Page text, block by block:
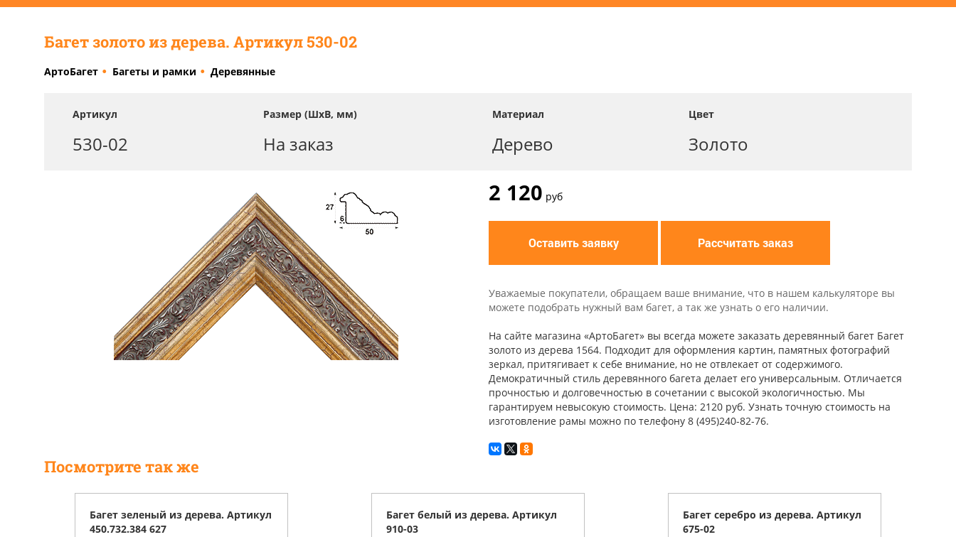
Багет золото из дерева. Артикул 530-02
АртоБагет Багеты и рамки Деревянные
Артикул
530-02
Размер (ШхВ, мм)
На заказ
Материал
Дерево
Цвет
Золото
2 120 руб
Оставить заявку Рассчитать заказ
Уважаемые покупатели, обращаем ваше внимание, что в нашем калькуляторе вы
можете подобрать нужный вам багет, а так же узнать о его наличии.
На сайте магазина «АртоБагет» вы всегда можете заказать деревянный багет Багет
золото из дерева 1564. Подходит для оформления картин, памятных фотографий
зеркал, притягивает к себе внимание, но не отвлекает от содержимого.
Демократичный стиль деревянного багета делает его универсальным. Отличается
прочностью и долговечностью в сочетании с высокой экологичностью. Мы
гарантируем невысокую стоимость. Цена: 2120 руб. Узнать точную стоимость на
изготовление рамы можно по телефону 8 (495)240-82-76.
Посмотрите так же
Багет зеленый из дерева. Артикул
450.732.384 627
Багет белый из дерева. Артикул
910-03
Багет серебро из дерева. Артикул
675-02